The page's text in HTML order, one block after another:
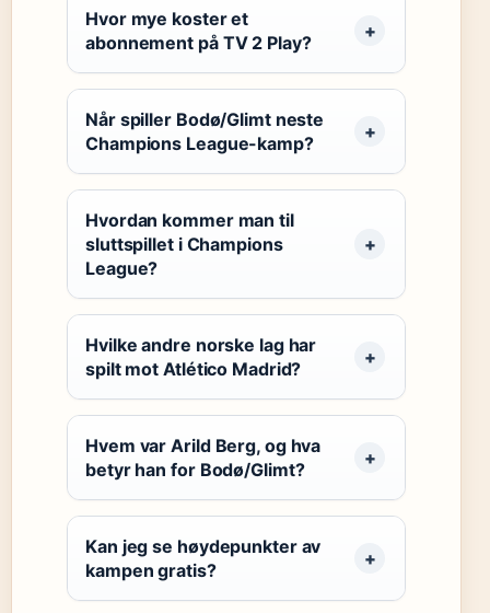
Hvor mye koster et
abonnement på TV 2 Play?
Når spiller Bodø/Glimt neste
Champions League-kamp?
Hvordan kommer man til
sluttspillet i Champions
League?
Hvilke andre norske lag har
spilt mot Atlético Madrid?
Hvem var Arild Berg, og hva
betyr han for Bodø/Glimt?
Kan jeg se høydepunkter av
kampen gratis?